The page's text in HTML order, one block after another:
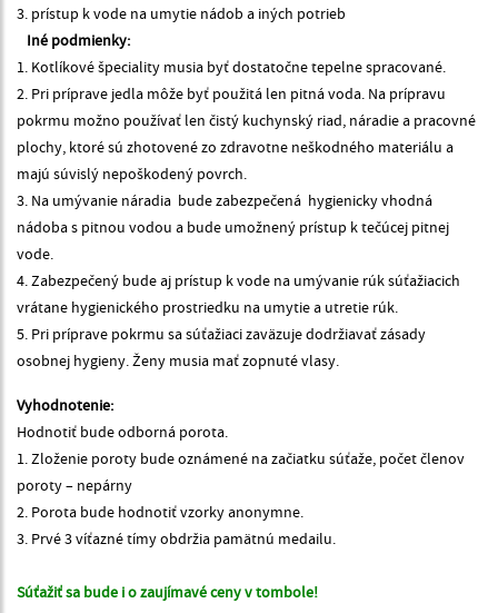
3. prístup k vode na umytie nádob a iných potrieb
Iné podmienky:
1. Kotlíkové špeciality musia byť dostatočne tepelne spracované.
2. Pri príprave jedla môže byť použitá len pitná voda. Na prípravu
pokrmu možno používať len čistý kuchynský riad, náradie a pracovné
plochy, ktoré sú zhotovené zo zdravotne neškodného materiálu a
majú súvislý nepoškodený povrch.
3. Na umývanie náradia bude zabezpečená hygienicky vhodná
nádoba s pitnou vodou a bude umožnený prístup k tečúcej pitnej
vode.
4. Zabezpečený bude aj prístup k vode na umývanie rúk súťažiacich
vrátane hygienického prostriedku na umytie a utretie rúk.
5. Pri príprave pokrmu sa súťažiaci zaväzuje dodržiavať zásady
osobnej hygieny. Ženy musia mať zopnuté vlasy.
Vyhodnotenie:
Hodnotiť bude odborná porota.
1. Zloženie poroty bude oznámené na začiatku súťaže, počet členov
poroty – nepárny
2. Porota bude hodnotiť vzorky anonymne.
3. Prvé 3 víťazné tímy obdržia pamätnú medailu.
Súťažiť sa bude i o zaujímavé ceny v tombole!